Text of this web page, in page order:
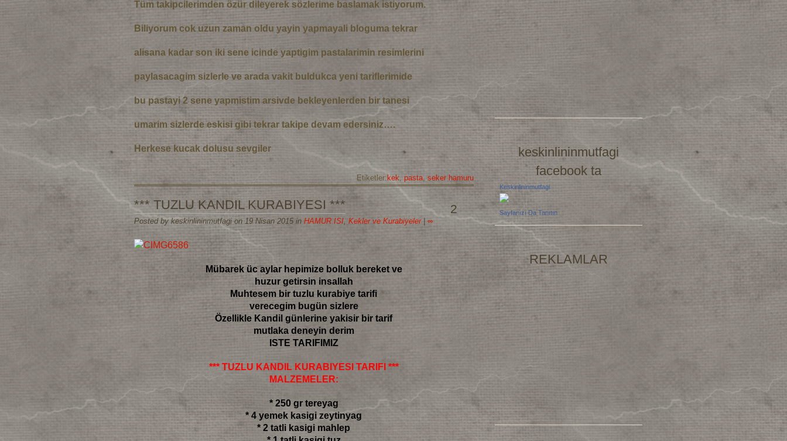
Tüm takipcilerimden özür dileyerek sözlerime baslamak istiyorum.
Biliyorum cok uzun zaman oldu yayin yapmayali bloguma tekrar
alisana kadar son iki sene icinde yaptigim pastalarimin resimlerini
paylasacagim sizlerle ve arada vakit buldukca yeni tariflerimide
bu pastayi 2 sene yapmistim arsivde bekleyenlerden bir tanesi
umarim sizlerde eskisi gibi tekrar takipe devam edersiniz….
Herkese kucak dolusu sevgiler
Etiketler: kek, pasta,seker hamuru
2
*** TUZLU KANDIL KURABIYESI ***
Posted by keskinlininmutfagi on 19 Nisan 2015 in HAMUR ISI, Kekler ve Kurabiyeler ∞
Mübarek üc aylar hepimize bolluk bereket ve
huzur getirsin insallah
Muhtesem bir tuzlu kurabiye tarifi
verecegim bugün sizlere
Özellikle Kandil günlerine yakisir bir tarif
mutlaka deneyin derim
ISTE TARIFIMIZ
*** TUZLU KANDIL KURABIYESI TARIFI ***
MALZEMELER:
* 250 gr tereyag
* 4 yemek kasigi zeytinyag
* 2 tatli kasigi mahlep
keskinlininmutfagi
facebook ta
Keskinlininmutfagi
Sayfanızı Da Tanıtın
REKLAMLAR